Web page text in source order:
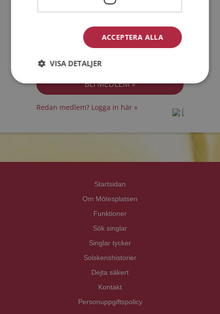
Medlemsvillkoren
Jag accepterarPersonuppgiftspolicyn
Redan medlem? Logga in här »
Startsidan
Om Mötesplatsen
Funktioner
Sök singlar
Singlar tycker
Solskenshistorier
Dejta säkert
Kontakt
Personuppgiftspolicy
ACCEPTERA ALLA
VISA DETALJER